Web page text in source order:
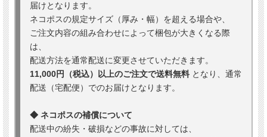
届けとなります。
ネコポスの規定サイズ（厚み・幅）を超える場合や、
ご注文内容の組み合わせによって梱包が大きくなる際
は、
配送方法を通常配送に変更させていただきます。
11,000円（税込）以上のご注文で送料無料 となり、通常
配送（宅配便）でのお届けとなります。
◆ ネコポスの補償について
配送中の紛失・破損などの事故に対しては、